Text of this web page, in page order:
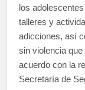
los
talleres y
adicciones, así
sin violencia
acuerdo con la
Secretaría de